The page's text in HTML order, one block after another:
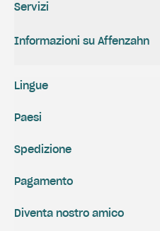
Servizi
Informazioni su Affenzahn
Spedizione
Pagamento
Diventa nostro amico
Lingue
Paesi